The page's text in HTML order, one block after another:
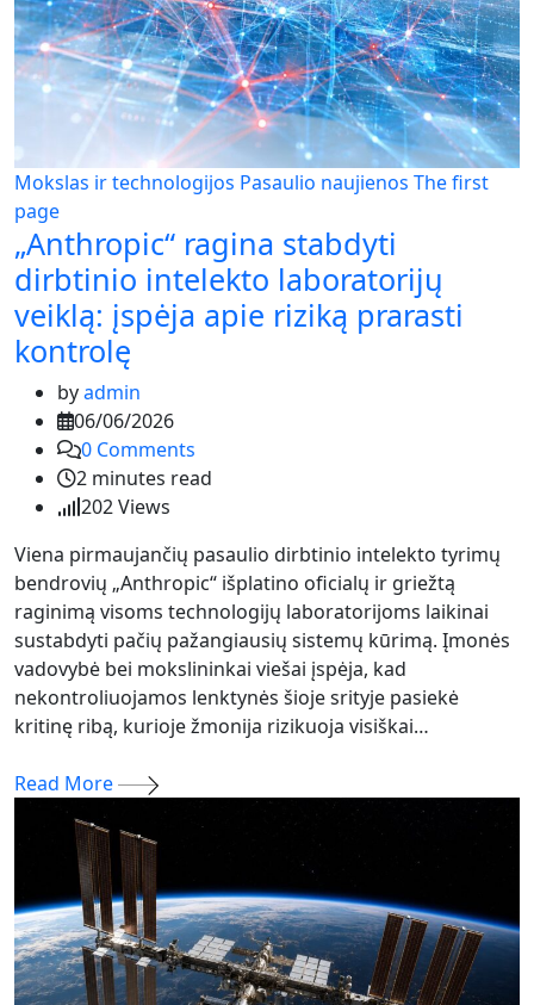
Mokslas ir technologijos Pasaulio naujienos The first
page
„Anthropic“ ragina stabdyti
dirbtinio intelekto laboratorijų
veiklą: įspėja apie riziką prarasti
kontrolę
byadmin
06/06/2026
0 Comments
2 minutes read
202Views
Viena pirmaujančių pasaulio dirbtinio intelekto tyrimų
bendrovių „Anthropic“ išplatino oficialų ir griežtą
raginimą visoms technologijų laboratorijoms laikinai
sustabdyti pačių pažangiausių sistemų kūrimą. Įmonės
vadovybė bei mokslininkai viešai įspėja, kad
nekontroliuojamos lenktynės šioje srityje pasiekė
kritinę ribą, kurioje žmonija rizikuoja visiškai…
Read More